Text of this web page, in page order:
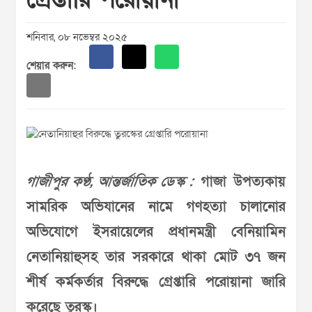
শনিবার, ০৮ নভেম্বর ২০২৫
শেয়ার করুন:
গাজীপুর কণ্ঠ, আন্তর্জাতিক ডেস্ক :গাজা উপত্যকায়
সামরিক অভিযানের নামে গণহত্যা চালানোর
অভিযোগে ইসরায়েলের প্রধানমন্ত্রী বেনিয়ামিন
নেতানিয়াহুসহ তার সরকারে থাকা মোট ৩৭ জন
শীর্ষ কর্মকর্তার বিরুদ্ধে গ্রেপ্তারি পরোয়ানা জারি
করেছে তুরস্ক।